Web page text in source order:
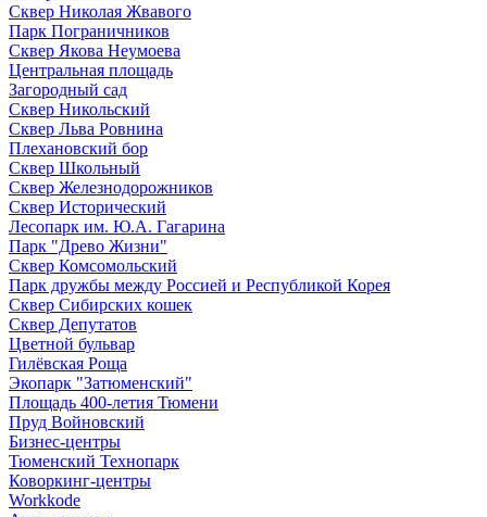
Сквер Николая Жвавого
Парк Пограничников
Сквер Якова Неумоева
Центральная площадь
Загородный сад
Сквер Никольский
Сквер Льва Ровнина
Плехановский бор
Сквер Школьный
Сквер Железнодорожников
Сквер Исторический
Лесопарк им. Ю.А. Гагарина
Парк "Древо Жизни"
Сквер Комсомольский
Парк дружбы между Россией и Республикой Корея
Сквер Сибирских кошек
Сквер Депутатов
Цветной бульвар
Гилёвская Роща
Экопарк "Затюменский"
Площадь 400-летия Тюмени
Пруд Войновский
Бизнес-центры
Тюменский Технопарк
Коворкинг-центры
Workkode